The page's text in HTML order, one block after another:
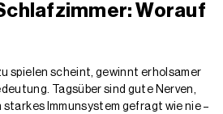
Worauf
spielen scheint, gewinnt erholsamer
Tagsüber sind gute Nerven,
Immunsystem gefragt wie nie –